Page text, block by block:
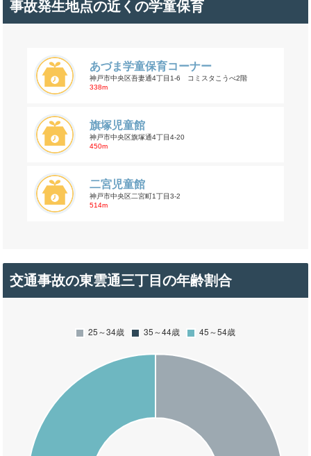
事故発生地点の近くの学童保育
あづま学童保育コーナー
神戸市中央区吾妻通4丁目1-6 コミスタこうべ2階
338m
旗塚児童館
神戸市中央区旗塚通4丁目4-20
450m
二宮児童館
神戸市中央区二宮町1丁目3-2
514m
交通事故の東雲通三丁目の年齢割合